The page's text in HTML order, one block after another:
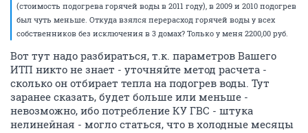
(стоимость подогрева горячей воды в 2011 году), в 2009 и 2010 подогрев
был чуть меньше. Откуда взялся перерасход горячей воды у всех
собственников без исключения в 3 домах? Только у меня 2200,00 руб.
Вот тут надо разбираться, т.к. параметров Вашего
ИТП никто не знает - уточняйте метод расчета -
сколько он отбирает тепла на подогрев воды. Тут
заранее сказать, будет больше или меньше -
невозможно, ибо потребление КУ ГВС - штука
нелинейная - могло статься, что в холодные месяцы